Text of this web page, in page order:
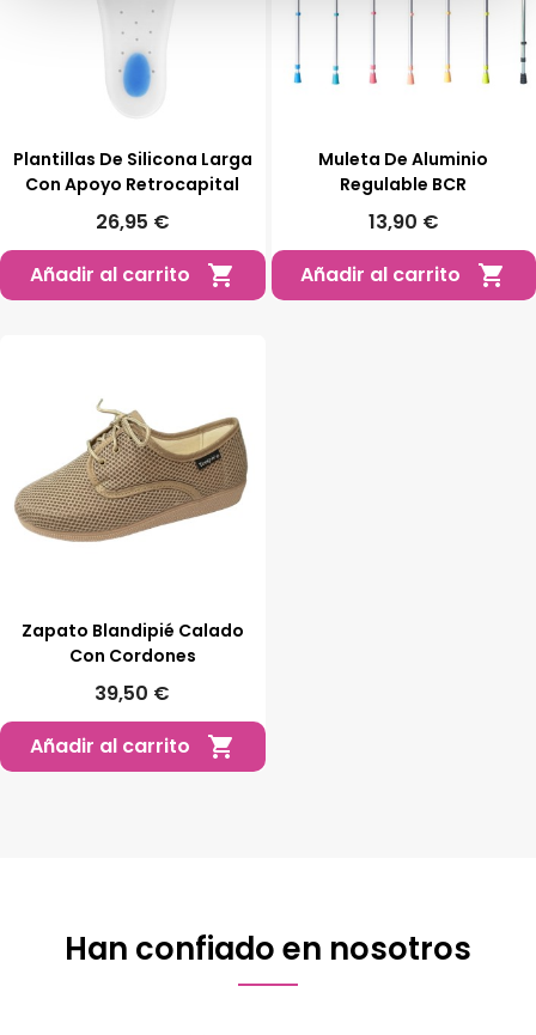
Plantillas De Silicona Larga
Con Apoyo Retrocapital
26,95 €
Añadir al carrito

Muleta De Aluminio
Regulable BCR
13,90 €
Añadir al carrito

Zapato Blandipié Calado
Con Cordones
39,50 €
Añadir al carrito

Han confiado en nosotros